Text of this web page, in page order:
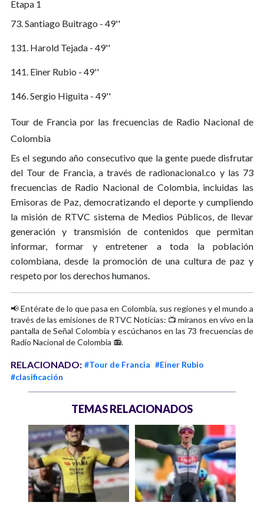
Etapa 1
73. Santiago Buitrago - 49''
131. Harold Tejada - 49''
141. Einer Rubio - 49''
146. Sergio Higuita - 49''
Tour de Francia por las frecuencias de Radio Nacional de
Colombia
Es el segundo año consecutivo que la gente puede disfrutar
del Tour de Francia, a través de radionacional.co y las 73
frecuencias de Radio Nacional de Colombia, incluidas las
Emisoras de Paz, democratizando el deporte y cumpliendo
la misión de RTVC sistema de Medios Públicos, de llevar
generación y transmisión de contenidos que permitan
informar, formar y entretener a toda la población
colombiana, desde la promoción de una cultura de paz y
respeto por los derechos humanos.
📢 Entérate de lo que pasa en Colombia, sus regiones y el mundo a
través de las emisiones de RTVC Noticias: 📺 míranos en vivo en la
pantalla de Señal Colombia y escúchanos en las 73 frecuencias de
Radio Nacional de Colombia 📻.
RELACIONADO: #Tour de Francia #Einer Rubio
#clasificación
TEMAS RELACIONADOS